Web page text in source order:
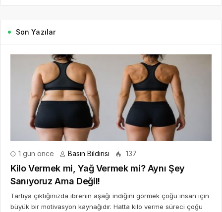
Son Yazılar
1 gün önce Basın Bildirisi 137
Kilo Vermek mi, Yağ Vermek mi? Aynı Şey
Sanıyoruz Ama Değil!
Tartıya çıktığınızda ibrenin aşağı indiğini görmek çoğu insan için
büyük bir motivasyon kaynağıdır. Hatta kilo verme süreci çoğu